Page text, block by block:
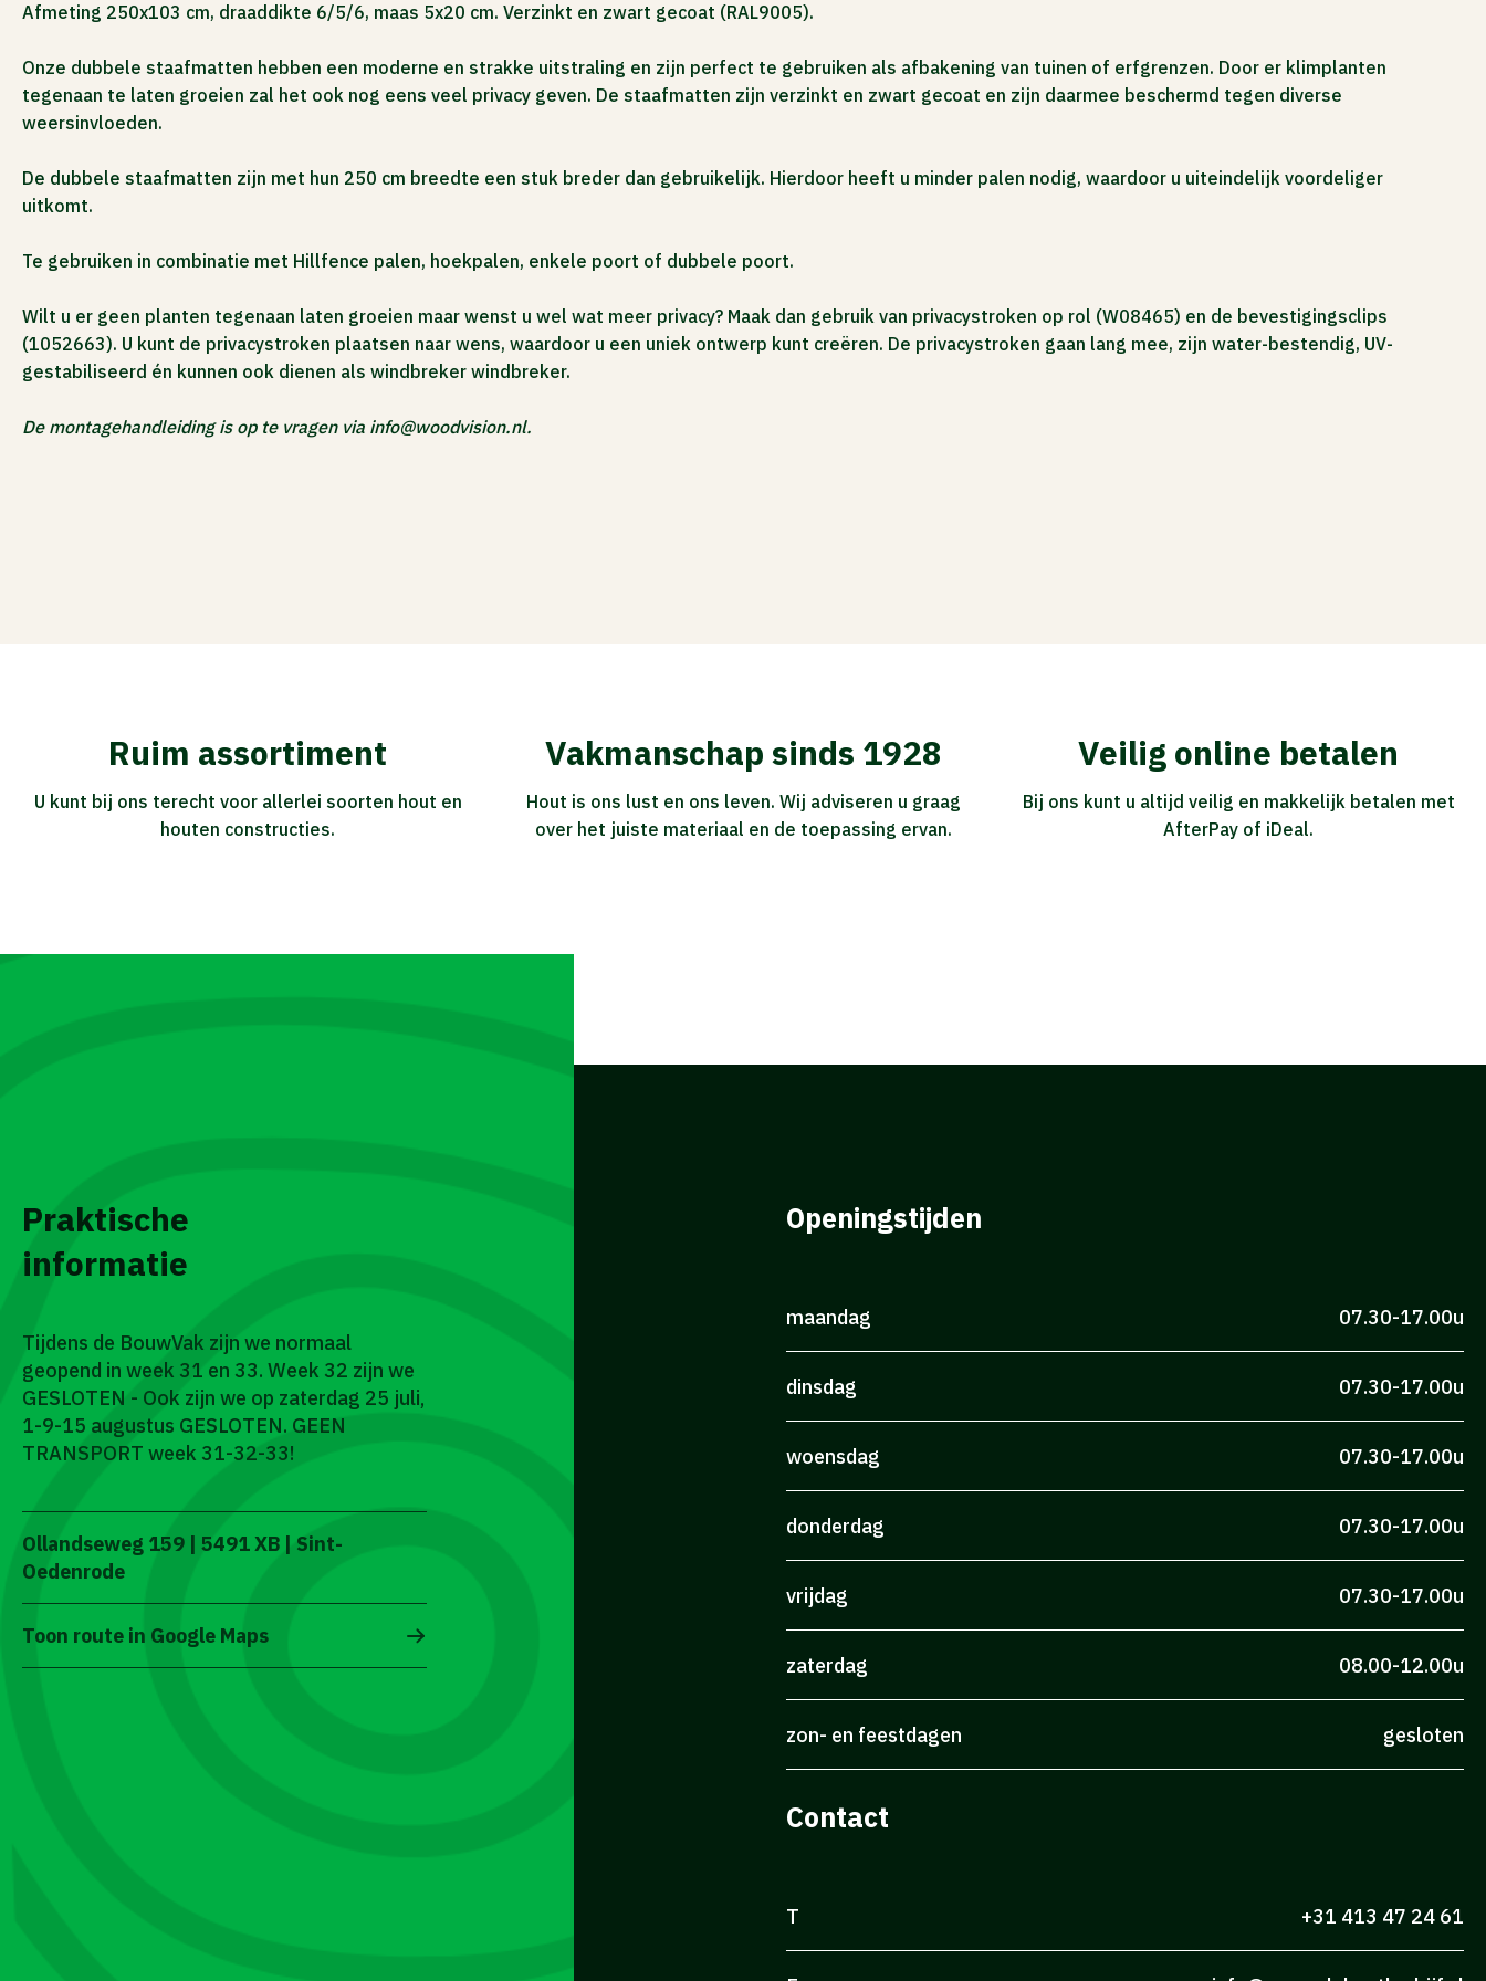
ACTIES
Afmeting 250x103 cm, draaddikte 6/5/6, maas 5x20 cm. Verzinkt en zwart gecoat (RAL9005).
Onze dubbele staafmatten hebben een moderne en strakke uitstraling en zijn perfect te gebruiken als afbakening van tuinen of erfgrenzen. Door er klimplanten
tegenaan te laten groeien zal het ook nog eens veel privacy geven. De staafmatten zijn verzinkt en zwart gecoat en zijn daarmee beschermd tegen diverse
weersinvloeden.
De dubbele staafmatten zijn met hun 250 cm breedte een stuk breder dan gebruikelijk. Hierdoor heeft u minder palen nodig, waardoor u uiteindelijk voordeliger
uitkomt.
Te gebruiken in combinatie met Hillfence palen, hoekpalen, enkele poort of dubbele poort.
Wilt u er geen planten tegenaan laten groeien maar wenst u wel wat meer privacy? Maak dan gebruik van privacystroken op rol (W08465) en de bevestigingsclips
(1052663). U kunt de privacystroken plaatsen naar wens, waardoor u een uniek ontwerp kunt creëren. De privacystroken gaan lang mee, zijn water-bestendig, UV-
gestabiliseerd én kunnen ook dienen als windbreker windbreker.
De montagehandleiding is op te vragen via info@woodvision.nl.
Ruim assortiment
U kunt bij ons terecht voor allerlei soorten hout en
houten constructies.
Vakmanschap sinds 1928
Hout is ons lust en ons leven. Wij adviseren u graag
over het juiste materiaal en de toepassing ervan.
Veilig online betalen
Bij ons kunt u altijd veilig en makkelijk betalen met
AfterPay of iDeal.
Praktische
informatie
Tijdens de BouwVak zijn we normaal
geopend in week 31 en 33. Week 32 zijn we
GESLOTEN - Ook zijn we op zaterdag 25 juli,
1-9-15 augustus GESLOTEN. GEEN
TRANSPORT week 31-32-33!
Ollandseweg 159 | 5491 XB | Sint-
Oedenrode
Toon route in Google Maps
Openingstijden
maandag 07.30-17.00u
dinsdag 07.30-17.00u
woensdag 07.30-17.00u
donderdag 07.30-17.00u
vrijdag 07.30-17.00u
zaterdag 08.00-12.00u
zon- en feestdagen gesloten
Contact
T +31 413 47 24 61